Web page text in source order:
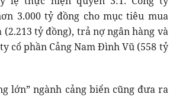
3.000 tỷ đồng cho mục tiêu mua
(2.213 tỷ đồng), trả nợ ngân hàng và
cổ phần Cảng Nam Đình Vũ (558 tỷ
lớn” ngành cảng biển cũng đưa ra